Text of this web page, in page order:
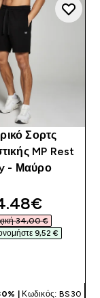
Σορτς
MP Rest
- Μαύρο
34,00 €‎
9,52 €‎
| Κωδικός: BS30